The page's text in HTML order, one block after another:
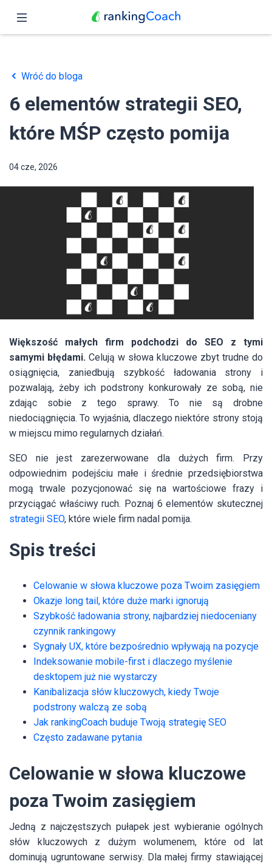
Funkcje
Ceny
Partnerzy
Blog
Wróć do bloga
6 elementów strategii SEO,
które MŚP często pomija
04 cze, 2026
Większość małych firm podchodzi do SEO z tymi
samymi błędami. Celują w słowa kluczowe zbyt trudne do
osiągnięcia, zaniedbują szybkość ładowania strony i
pozwalają, żeby ich podstrony konkurowały ze sobą, nie
zdając sobie z tego sprawy. To nie są drobne
niedociągnięcia. To wyjaśnia, dlaczego niektóre strony stoją
w miejscu mimo regularnych działań.
SEO nie jest zarezerwowane dla dużych firm. Przy
odpowiednim podejściu małe i średnie przedsiębiorstwa
mogą trwale pozycjonować się na wartościowe frazy i
przyciągać właściwy ruch. Poznaj 6 elementów skutecznej
strategii SEO, które wiele firm nadal pomija.
Spis treści
Celowanie w słowa kluczowe poza Twoim zasięgiem
Okazje long tail, które duże marki ignorują
Szybkość ładowania strony, najbardziej niedoceniany
czynnik rankingowy
Sygnały UX, które bezpośrednio wpływają na pozycje
Indeksowanie mobile-first i dlaczego myślenie
desktopem już nie wystarczy
Kanibalizacja słów kluczowych, kiedy Twoje
podstrony walczą ze sobą
Jak rankingCoach buduje Twoją strategię SEO
Często zadawane pytania
Celowanie w słowa kluczowe
poza Twoim zasięgiem
Jedną z najczęstszych pułapek jest wybieranie ogólnych
słów kluczowych z dużym wolumenem, które od lat
dominują ugruntowane serwisy. Dla małej firmy stawiającej